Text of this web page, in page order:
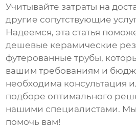
Учитывайте затраты на
другие сопутствующие
Надеемся, эта статья
дешевые керамические
футерованные трубы,
вашим требованиям и
необходима консультация
подборе оптимального
нашими специалистами. Мы
помочь вам!